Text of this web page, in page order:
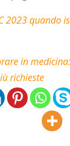
2023 quando
in
richieste